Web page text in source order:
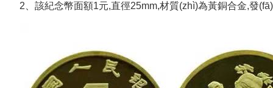
2、該紀念幣面額1元,直徑25mm,材質(zhì)為黃銅合金,發(fā)行